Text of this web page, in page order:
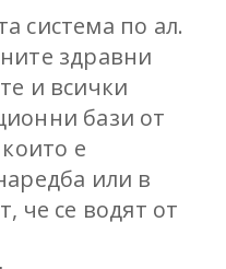
система по ал.
здравни
и всички
бази от
е
или в
че се водят от